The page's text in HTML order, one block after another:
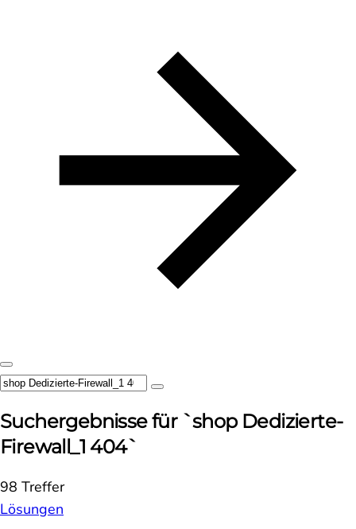
Suchergebnisse für `shop Dedizierte-
Firewall_1 404`
98 Treffer
Lösungen